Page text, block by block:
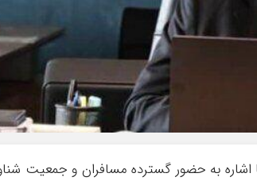
به حضور گسترده مسافران و جمعیت